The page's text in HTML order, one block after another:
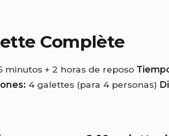
Complète
minutos + 2 horas de reposo
4 galettes (para 4 personas)